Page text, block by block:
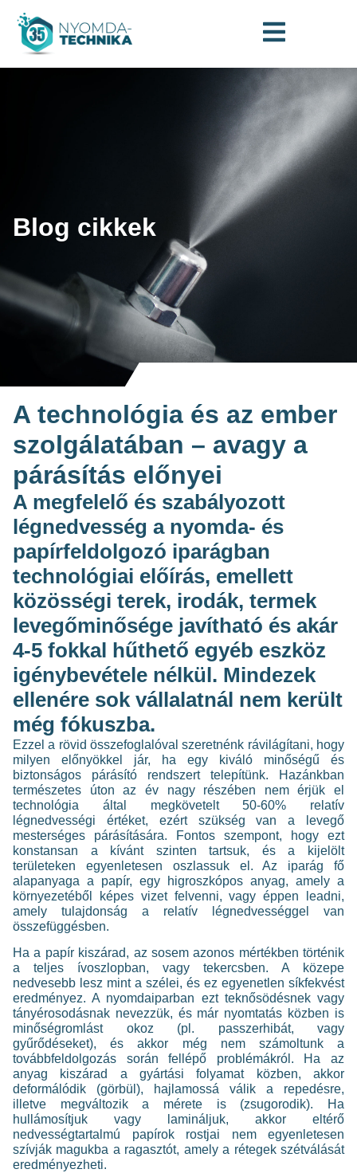
Blog cikkek
A technológia és az ember
szolgálatában – avagy a
párásítás előnyei
A megfelelő és szabályozott
légnedvesség a nyomda- és
papírfeldolgozó iparágban
technológiai előírás, emellett
közösségi terek, irodák, termek
levegőminősége javítható és akár
4-5 fokkal hűthető egyéb eszköz
igénybevétele nélkül. Mindezek
ellenére sok vállalatnál nem került
még fókuszba.
Ezzel a rövid összefoglalóval szeretnénk rávilágítani, hogy
milyen előnyökkel jár, ha egy kiváló minőségű és
biztonságos párásító rendszert telepítünk. Hazánkban
természetes úton az év nagy részében nem érjük el
technológia által megkövetelt 50-60% relatív
légnedvességi értéket, ezért szükség van a levegő
mesterséges párásítására. Fontos szempont, hogy ezt
konstansan a kívánt szinten tartsuk, és a kijelölt
területeken egyenletesen oszlassuk el. Az iparág fő
alapanyaga a papír, egy higroszkópos anyag, amely a
környezetéből képes vizet felvenni, vagy éppen leadni,
amely tulajdonság a relatív légnedvességgel van
összefüggésben.
Ha a papír kiszárad, az sosem azonos mértékben történik
a teljes ívoszlopban, vagy tekercsben. A közepe
nedvesebb lesz mint a szélei, és ez egyenetlen síkfekvést
eredményez. A nyomdaiparban ezt teknősödésnek vagy
tányérosodásnak nevezzük, és már nyomtatás közben is
minőségromlást okoz (pl. passzerhibát, vagy
gyűrődéseket), és akkor még nem számoltunk a
továbbfeldolgozás során fellépő problémákról. Ha az
anyag kiszárad a gyártási folyamat közben, akkor
deformálódik (görbül), hajlamossá válik a repedésre,
illetve megváltozik a mérete is (zsugorodik). Ha
hullámosítjuk vagy lamináljuk, akkor eltérő
nedvességtartalmú papírok rostjai nem egyenletesen
szívják magukba a ragasztót, amely a rétegek szétválását
eredményezheti.